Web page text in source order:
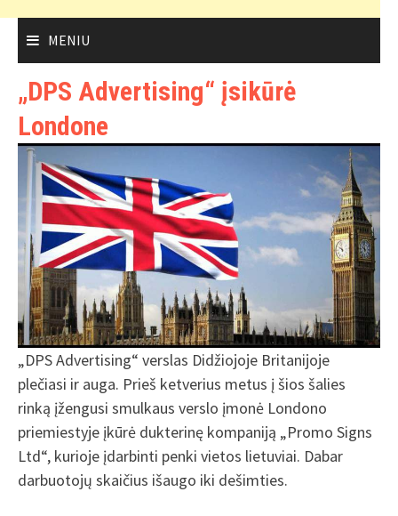
MENIU
„DPS Advertising“ įsikūrė
Londone
„DPS Advertising“ verslas Didžiojoje Britanijoje
plečiasi ir auga. Prieš ketverius metus į šios šalies
rinką įžengusi smulkaus verslo įmonė Londono
priemiestyje įkūrė dukterinę kompaniją „Promo Signs
Ltd“, kurioje įdarbinti penki vietos lietuviai. Dabar
darbuotojų skaičius išaugo iki dešimties.